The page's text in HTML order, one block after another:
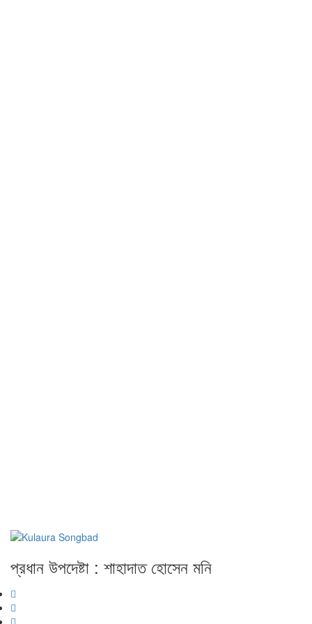
প্রধান উপদেষ্টা : শাহাদাত হোসেন মনি